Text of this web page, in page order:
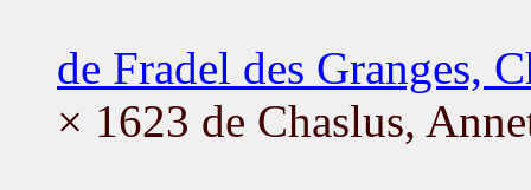
de Fradel des Granges,
× 1623 de Chaslus,